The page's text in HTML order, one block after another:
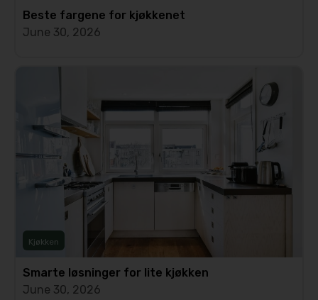
Beste fargene for kjøkkenet
June 30, 2026
Kjøkken
Smarte løsninger for lite kjøkken
June 30, 2026